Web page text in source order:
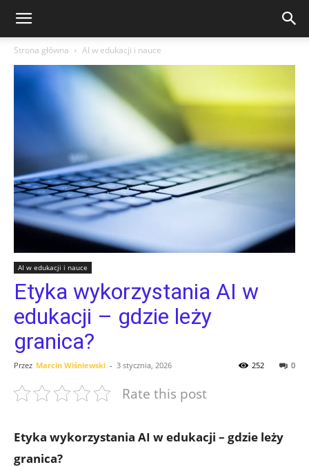
Strona główna AI w edukacji i nauce
AI w edukacji i nauce
Etyka wykorzystania AI w
edukacji – gdzie leży
granica?
Przez Marcin Wiśniewski - 3 stycznia, 2026 0
252
Rate this post
Etyka wykorzystania AI w edukacji – gdzie leży
granica?